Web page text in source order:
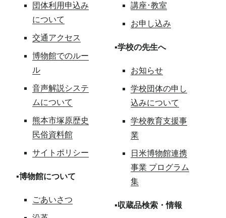
団体利用申込み
について
交通アクセス
博物館でのルー
ル
音声解説システ
ムについて
熊本市塚原歴史
民俗資料館
サイトポリシー
▪博物館について
ごあいさつ
講座･教室
お申し込み
▪学校の先生へ
お知らせ
学校団体の申し
込みについて
学校教育支援事
業
日米博物館連携
事業 プログラム
集
▪収蔵品検索・情報